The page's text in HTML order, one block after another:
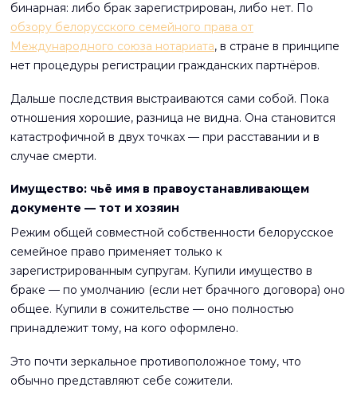
бинарная: либо брак зарегистрирован, либо нет. По
обзору белорусского семейного права от
Международного союза нотариата, в стране в принципе
нет процедуры регистрации гражданских партнёров.
Дальше последствия выстраиваются сами собой. Пока
отношения хорошие, разница не видна. Она становится
катастрофичной в двух точках — при расставании и в
случае смерти.
Имущество: чьё имя в правоустанавливающем
документе — тот и хозяин
Режим общей совместной собственности белорусское
семейное право применяет только к
зарегистрированным супругам. Купили имущество в
браке — по умолчанию (если нет брачного договора) оно
общее. Купили в сожительстве — оно полностью
принадлежит тому, на кого оформлено.
Это почти зеркальное противоположное тому, что
обычно представляют себе сожители.